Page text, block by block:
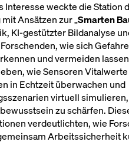
Interesse weckte die Station
Ansätzen zur „Smarten
KI-gestützter Bildanalyse
wie sich
und vermeiden
wie Sensoren
in Echtzeit überwachen und
virtuell
zu schärfen.
verdeutlichten, wie
Arbeitssicherheit